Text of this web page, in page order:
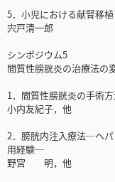
5．小児における献腎移
宍戸清一郎
シンポジウム5
間質性膀胱炎の治療法の
1．間質性膀胱炎の手術
小内友紀子，他
2．膀胱内注入療法─ヘ
用経験─
野宮 明，他